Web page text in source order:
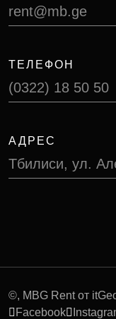
rent@mb.ge
ТЕЛЕФОН
(0322) 18 50 50
АДРЕС
Тбилиси, ул.
©, MBG Rent от
Facebook